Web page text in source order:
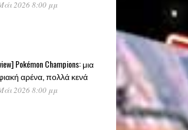
2026 8:00 μμ
Pokémon Champions: μια
αρένα, πολλά κενά
2026 8:00 μμ